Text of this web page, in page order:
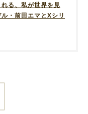
る、私が世界を見
・前田エマとXシリ